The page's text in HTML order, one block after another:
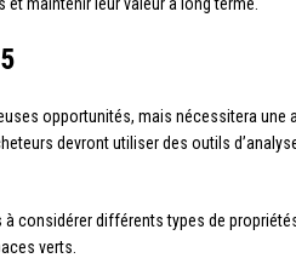
opportunités, mais nécessitera une
devront utiliser des outils
considérer différents types de
verts.